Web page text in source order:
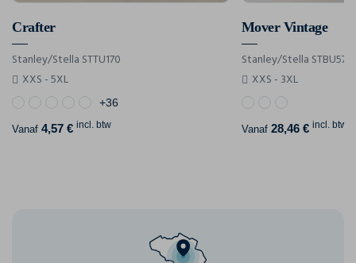
Crafter
Stanley/Stella STTU170
XXS - 5XL
+36
Vanaf 4,57 € incl. btw
Mover Vintage
Stanley/Stella STBU576
XXS - 3XL
Vanaf 28,46 € incl. btw